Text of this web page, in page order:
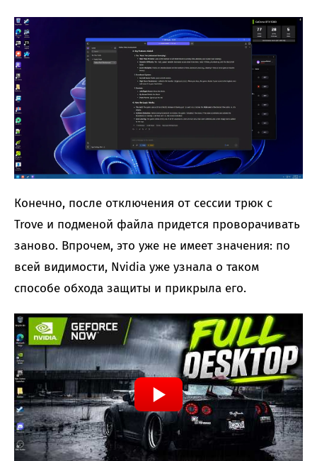
Конечно, после отключения от сессии трюк с
Trove и подменой файла придется проворачивать
заново. Впрочем, это уже не имеет значения: по
всей видимости, Nvidia уже узнала о таком
способе обхода защиты и прикрыла его.